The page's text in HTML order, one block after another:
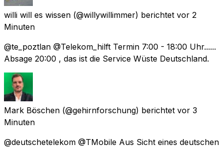
willi will es wissen (@willywillimmer) berichtet vor 2
Minuten
@te_poztlan @Telekom_hilft Termin 7:00 - 18:00 Uhr......
Absage 20:00 , das ist die Service Wüste Deutschland.
Mark Böschen (@gehirnforschung) berichtet vor 3
Minuten
@deutschetelekom @TMobile Aus Sicht eines deutschen